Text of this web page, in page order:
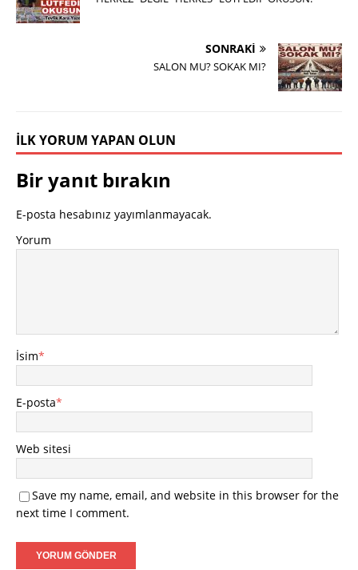
SONRAKI
SALON MU? SOKAK MI?
İLK YORUM YAPAN OLUN
Bir yanıt bırakın
E-posta hesabınız yayımlanmayacak.
Yorum
İsim*
E-posta*
Web sitesi
Save my name, email, and website in this browser for the
next time I comment.